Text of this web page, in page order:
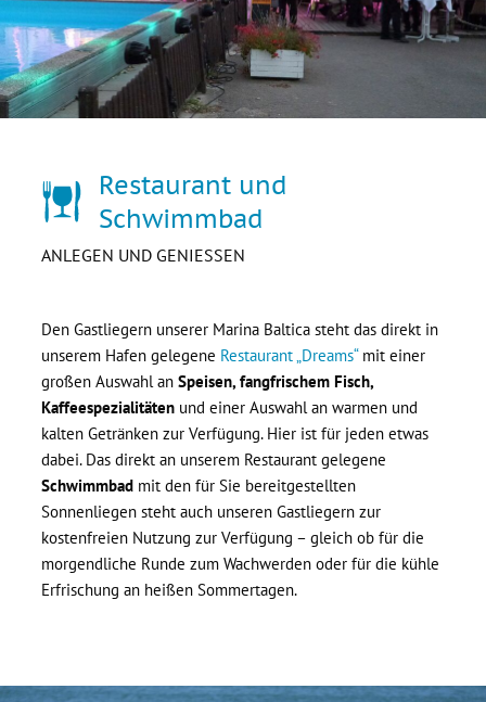
Restaurant und
Schwimmbad
ANLEGEN UND GENIESSEN
Den Gastliegern unserer Marina Baltica steht das direkt in
unserem Hafen gelegene Restaurant „Dreams“mit einer
großen Auswahl an Speisen, fangfrischem Fisch,
Kaffeespezialitäten und einer Auswahl an warmen und
kalten Getränken zur Verfügung. Hier ist für jeden etwas
dabei. Das direkt an unserem Restaurant gelegene
Schwimmbad mit den für Sie bereitgestellten
Sonnenliegen steht auch unseren Gastliegern zur
kostenfreien Nutzung zur Verfügung – gleich ob für die
morgendliche Runde zum Wachwerden oder für die kühle
Erfrischung an heißen Sommertagen.